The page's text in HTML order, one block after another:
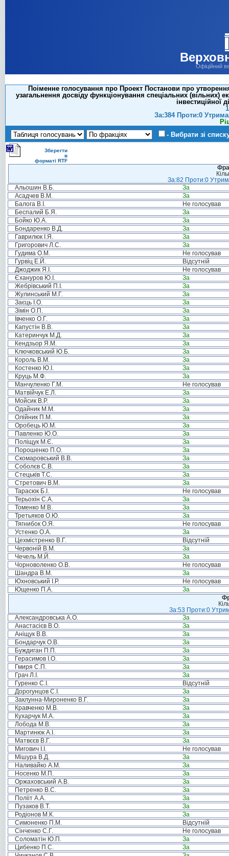
Офіційний
Поіменне голосування про Проект Постанови про
узагальнення досвіду функціонування спеціальних (вільних)
інвестиційної
За:384 Проти:0
- Вибрати зі
Зберегти
в
форматі RTF
За:82 Проти:0
Альошин В.Б.
За
Асадчев В.М.
За
Балога В.І.
Не голосував
Беспалий Б.Я.
За
Бойко Ю.А.
За
Бондаренко В.Д.
За
Гаврилюк І.Я.
За
Григорович Л.С.
За
Гудима О.М.
Не голосував
Гурвіц Е.Й.
Відсутній
Джоджик Я.І.
Не голосував
Єхануров Ю.І.
За
Жебрівський П.І.
За
Жулинський М.Г.
За
Заєць І.О.
За
Зімін О.П.
За
Івченко О.Г.
За
Капустін В.В.
За
Катеринчук М.Д.
За
Кендзьор Я.М.
За
Ключковський Ю.Б.
За
Король В.М.
За
Костенко Ю.І.
За
Круць М.Ф.
За
Манчуленко Г.М.
Не голосував
Матвійчук Е.Л.
За
Мойсик В.Р.
За
Одайник М.М.
За
Олійник П.М.
За
Оробець Ю.М.
За
Павленко Ю.О.
За
Поліщук М.Є.
За
Порошенко П.О.
За
Скомаровський В.В.
За
Соболєв С.В.
За
Стецьків Т.С.
За
Стретович В.М.
За
Тарасюк Б.І.
Не голосував
Терьохін С.А.
За
Томенко М.В.
За
Третьяков О.Ю.
За
Тягнибок О.Я.
Не голосував
Устенко О.А.
За
Цехмістренко В.Г.
Відсутній
Червоній В.М.
За
Чечель М.Й.
За
Чорноволенко О.В.
Не голосував
Шандра В.М.
За
Юхновський І.Р.
Не голосував
Ющенко П.А.
За
За:53 Проти:0
Александровська А.О.
За
Анастасієв В.О.
За
Аніщук В.В.
За
Бондарчук О.В.
За
Буждиган П.П.
За
Герасимов І.О.
За
Гмиря С.П.
За
Грач Л.І.
За
Гуренко С.І.
Відсутній
Дорогунцов С.І.
За
Заклунна-Мироненко В.Г.
За
Кравченко М.В.
За
Кухарчук М.А.
За
Лобода М.В.
За
Мартинюк А.І.
За
Матвєєв В.Г.
За
Мигович І.І.
Не голосував
Мішура В.Д.
За
Наливайко А.М.
За
Носенко М.П.
За
Оржаховський А.В.
За
Петренко В.С.
За
Полііт А.А.
За
Пузаков В.Т.
За
Родіонов М.К.
За
Симоненко П.М.
Відсутній
Сінченко С.Г.
Не голосував
Соломатін Ю.П.
За
Цибенко П.С.
За